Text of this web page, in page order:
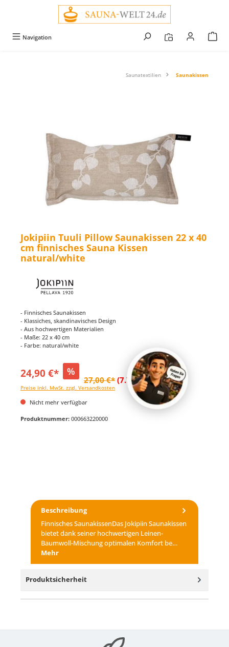
Navigation
Saunatextilien Saunakissen
Jokipiin Tuuli Pillow Saunakissen 22 x 40
cm finnisches Sauna Kissen
natural/white
- Finnisches Saunakissen
- Klassiches, skandinavisches Design
- Aus hochwertigen Materialien
- Maße: 22 x 40 cm
- Farbe: natural/white
24,90 €* %
27,00 €* (7.78% gespart)
Preise inkl. MwSt. zzgl. Versandkosten
Nicht mehr verfügbar
Produktnummer: 000663220000
Beschreibung
Finnisches SaunakissenDas Jokipiin Saunakissen
bietet dank seiner hochwertigen Leinen-
Baumwoll-Mischung optimalen Komfort be…
Mehr
Produktsicherheit